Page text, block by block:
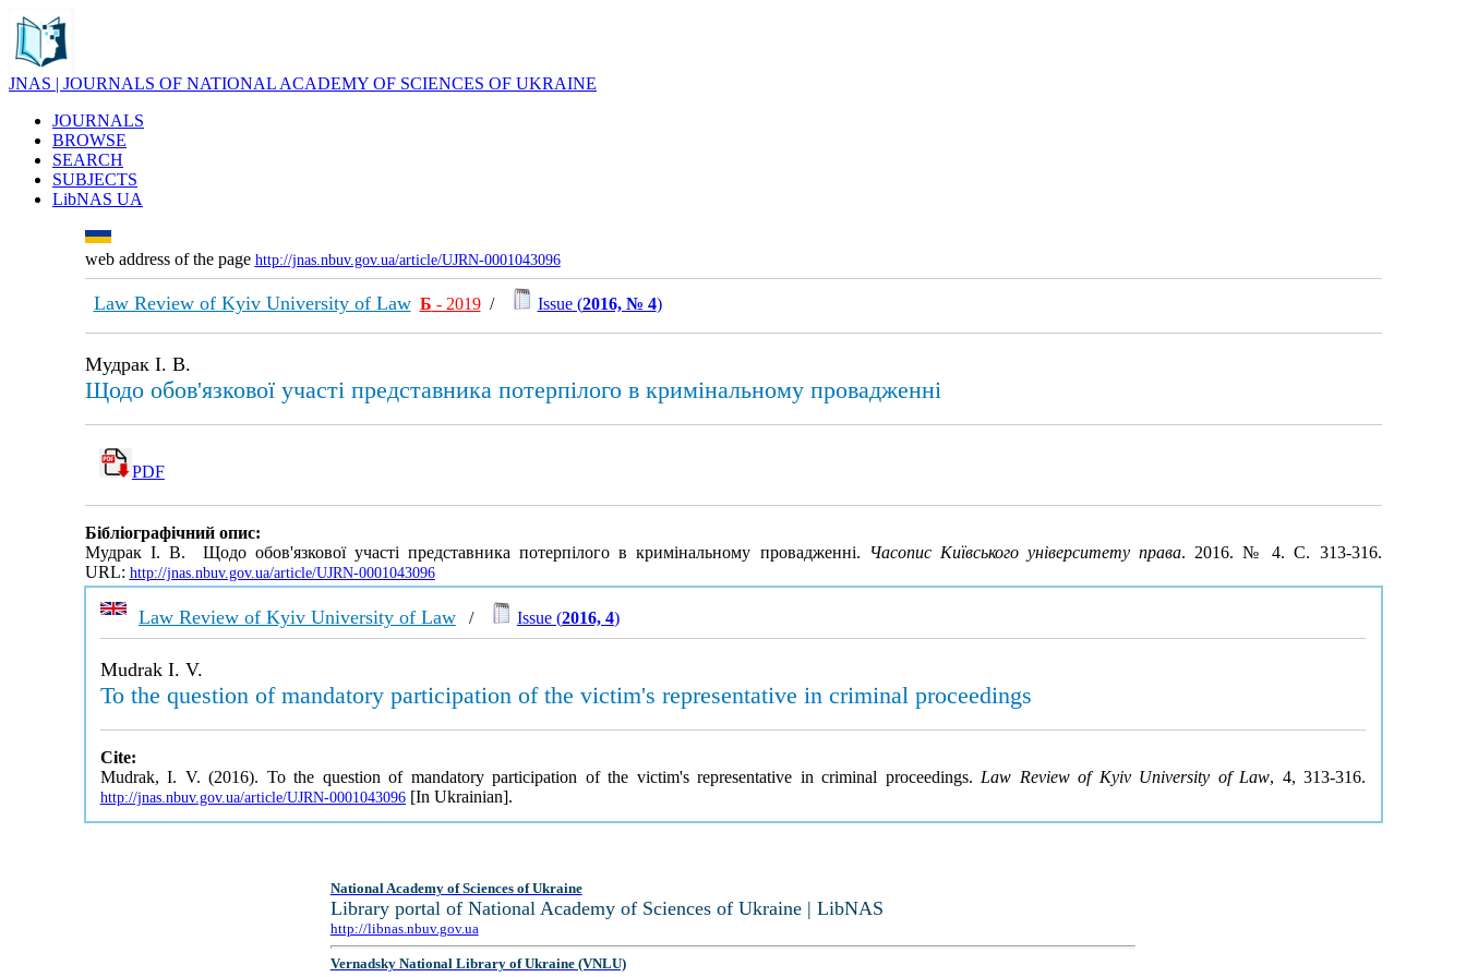
JNAS | JOURNALS OF NATIONAL ACADEMY OF SCIENCES OF UKRAINE
JOURNALS
BROWSE
SEARCH
SUBJECTS
LibNAS UA
web address of the page http://jnas.nbuv.gov.ua/article/UJRN-0001043096
Law Review of Kyiv University of Law Б - 2019/ Issue (2016, № 4)
Мудрак І. В.
Щодо обов'язкової участі представника потерпілого в кримінальному провадженні
PDF
Бібліографічний опис:
Мудрак І. В. Щодо обов'язкової участі представника потерпілого в кримінальному провадженні. Часопис Київського університету права. 2016. № 4. С. 313-316.
URL: http://jnas.nbuv.gov.ua/article/UJRN-0001043096
Law Review of Kyiv University of Law/ Issue (2016, 4)
Mudrak I. V.
To the question of mandatory participation of the victim's representative in criminal proceedings
Cite:
Mudrak, I. V. (2016). To the question of mandatory participation of the victim's representative in criminal proceedings. Law Review of Kyiv University of Law, 4, 313-316.
http://jnas.nbuv.gov.ua/article/UJRN-0001043096[In Ukrainian].
National Academy of Sciences of Ukraine
Library portal of National Academy of Sciences of Ukraine | LibNAS
http://libnas.nbuv.gov.ua
Vernadsky National Library of Ukraine (VNLU)